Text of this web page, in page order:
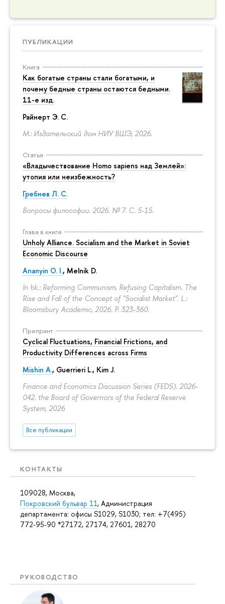
ПУБЛИКАЦИИ
Книга
Как богатые страны стали богатыми, и
почему бедные страны остаются бедными.
11-е изд.
Райнерт Э. С.
М.: Издательский дом НИУ ВШЭ, 2026.
Статья
«Владычествование Homo sapiens над Землей»:
утопия или неизбежность?
Гребнев Л. С.
Вопросы философии. 2026. № 7. С. 5-15.
Глава в книге
Unholy Alliance. Socialism and the Market in Soviet
Economic Discourse
Ananyin O. I., Melnik D.
In bk.: Reforming Communism, Refusing Capitalism. The
Rise and Fall of the Concept of "Socialist Market". L.:
Bloomsbury Academic, 2026. P. 323-360.
Препринт
Cyclical Fluctuations, Financial Frictions, and
Productivity Differences across Firms
Mishin A., Guerrieri L., Kim J.
Finance and Economics Discussion Series (FEDS). 2026-
042. the Board of Governors of the Federal Reserve
System, 2026
Все публикации
КОНТАКТЫ
109028, Москва,
Покровский бульвар 11, Администрация
департамента: офисы S1029, S1030; тел: +7(495)
772-95-90 *27172, 27174, 27601, 28270
РУКОВОДСТВО